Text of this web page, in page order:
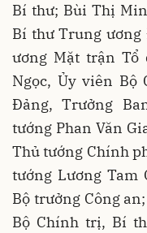
Bí thư; Bùi Thị
Bí thư Trung
ương Mặt trận Tổ
Ngọc, Ủy viên
Đảng, Trưởng
tướng Phan Văn
Thủ tướng Chính
tướng Lương Tam
Bộ trưởng Công
Bộ Chính trị, Bí